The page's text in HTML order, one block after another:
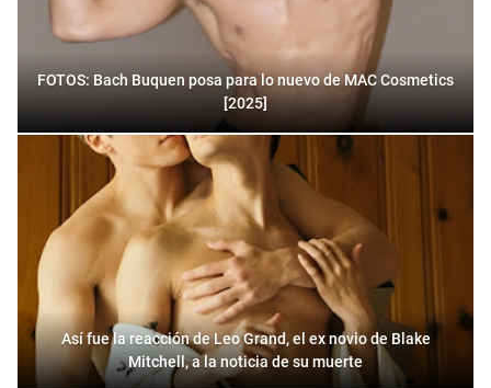
FOTOS: Bach Buquen posa para lo nuevo de MAC Cosmetics
[2025]
Así fue la reacción de Leo Grand, el ex novio de Blake
Mitchell, a la noticia de su muerte